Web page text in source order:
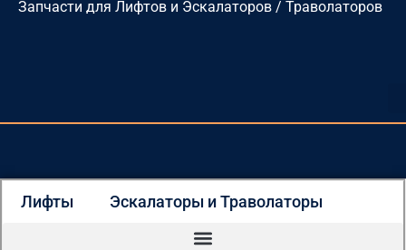
Перейти
Запчасти для Лифтов и Эскалаторов / Траволаторов
Лифты Эскалаторы и Траволаторы